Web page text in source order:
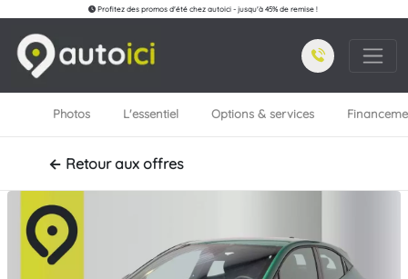
Profitez des promos d'été chez autoici - jusqu'à 45% de remise !
Photos L'essentiel Options & services
← Retour aux offres